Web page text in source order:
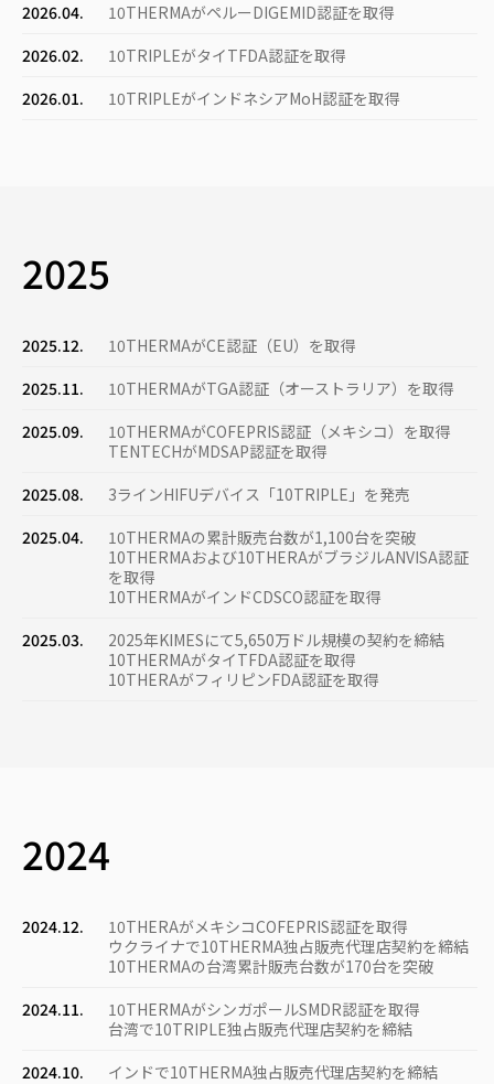
2026.04.
10THERMAがペルーDIGEMID認証を取得
2026.02.
10TRIPLEがタイTFDA認証を取得
2026.01.
10TRIPLEがインドネシアMoH認証を取得
2025
2025.12.
10THERMAがCE認証（EU）を取得
2025.11.
10THERMAがTGA認証（オース​​トラリア）を取得
2025.09.
10THERMAがCOFEPRIS認証（メキシコ）を取得
TENTECHがMDSAP認証を取得
2025.08.
3ラインHIFUデバイス「10TRIPLE」を発売
2025.04.
10THERMAの累計販売台数が1,100台を突破
10THERMAおよび10THERAがブラジルANVISA認証
を取得
10THERMAがインドCDSCO認証を取得
2025.03.
2025年KIMESにて5,650万ドル規模の契約を締結
10THERMAがタイTFDA認証を取得
10THERAがフィリピンFDA認証を取得
2024
2024.12.
10THERAがメキシコCOFEPRIS認証を取得
ウクライナで10THERMA独占販売代理店契約を締結
10THERMAの台湾累計販売台数が170台を突破
2024.11.
10THERMAがシンガポールSMDR認証を取得
台湾で10TRIPLE独占販売代理店契約を締結
2024.10.
インドで10THERMA独占販売代理店契約を締結